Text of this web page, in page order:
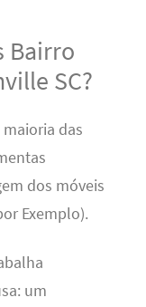
Bairro
SC?
das
dos móveis
Exemplo).
um